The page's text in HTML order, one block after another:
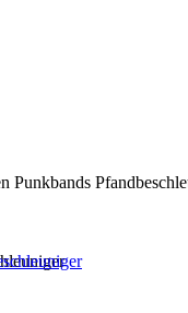
Punkbands